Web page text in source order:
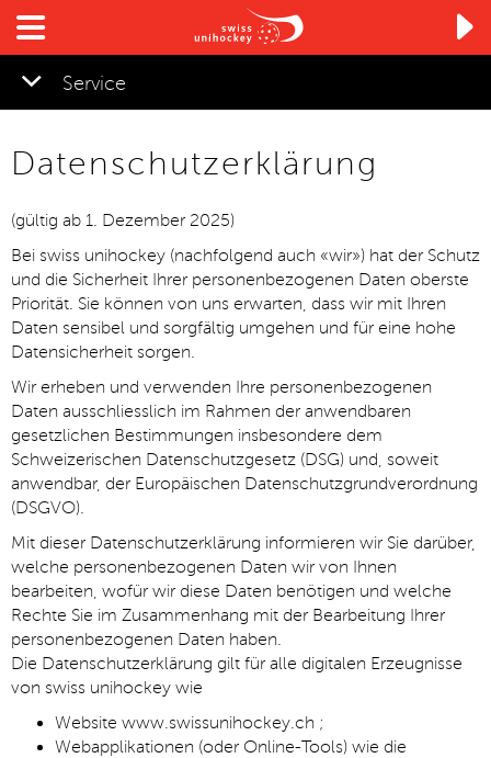

Service
Datenschutzerklärung
(gültig ab 1. Dezember 2025)
Bei swiss unihockey (nachfolgend auch «wir») hat der Schutz
und die Sicherheit Ihrer personenbezogenen Daten oberste
Priorität. Sie können von uns erwarten, dass wir mit Ihren
Daten sensibel und sorgfältig umgehen und für eine hohe
Datensicherheit sorgen.
Wir erheben und verwenden Ihre personenbezogenen
Daten ausschliesslich im Rahmen der anwendbaren
gesetzlichen Bestimmungen insbesondere dem
Schweizerischen Datenschutzgesetz (DSG) und, soweit
anwendbar, der Europäischen Datenschutzgrundverordnung
(DSGVO).
Mit dieser Datenschutzerklärung informieren wir Sie darüber,
welche personenbezogenen Daten wir von Ihnen
bearbeiten, wofür wir diese Daten benötigen und welche
Rechte Sie im Zusammenhang mit der Bearbeitung Ihrer
personenbezogenen Daten haben.
Die Datenschutzerklärung gilt für alle digitalen Erzeugnisse
von swiss unihockey wie
Website www.swissunihockey.ch ;
Webapplikationen (oder Online-Tools) wie die